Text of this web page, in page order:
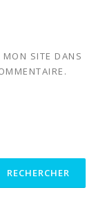
SITE DANS